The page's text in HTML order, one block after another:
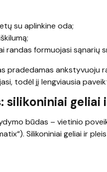
su aplinkine oda;
randas formuojasi sąnarių
pradedamas ankstyvuoju
todėl jį lengviausia
silikoniniai geliai
būdas – vietinio
Silikoniniai geliai ir